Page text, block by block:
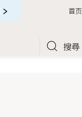
首页
搜尋